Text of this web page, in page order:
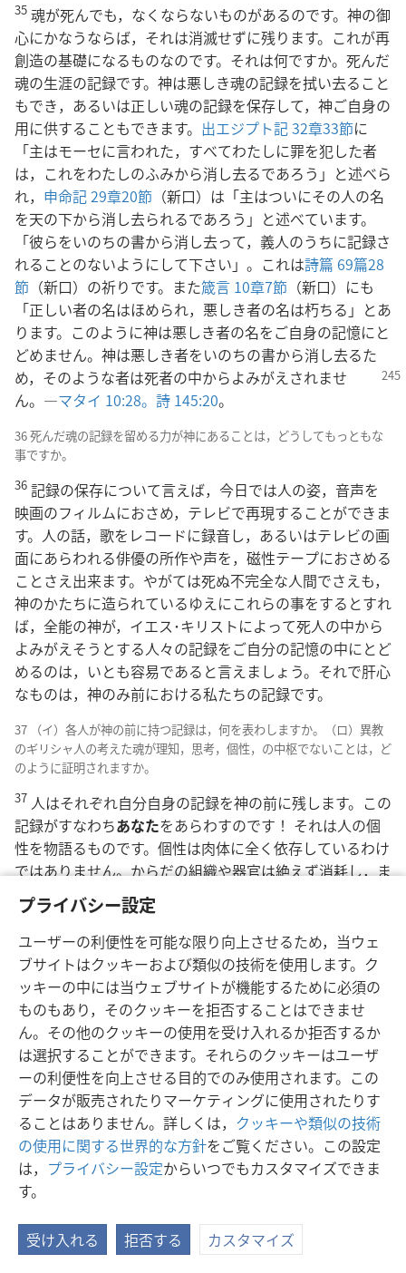
プライバシー設定
ユーザーの利便性を可能な限り向上させるため，当ウェ
ブサイトはクッキーおよび類似の技術を使用します。ク
ッキーの中には当ウェブサイトが機能するために必須の
ものもあり，そのクッキーを拒否することはできませ
ん。その他のクッキーの使用を受け入れるか拒否するか
は選択することができます。それらのクッキーはユーザ
ーの利便性を向上させる目的でのみ使用されます。この
データが販売されたりマーケティングに使用されたりす
ることはありません。詳しくは， クッキーや類似の技術
の使用に関する世界的な方針をご覧ください。この設定
は， プライバシー設定からいつでもカスタマイズできま
す。
受け入れる 拒否する カスタマイズ
35 魂が死んでも，なくならないものがあるのです。神の御
心にかなうならば，それは消滅せずに残ります。これが再
創造の基礎になるものなのです。それは何ですか。死んだ
魂の生涯の記録です。神は悪しき魂の記録を拭い去ること
もでき，あるいは正しい魂の記録を保存して，神ご自身の
用に供することもできます。 出エジプト記 32章33節に
「主はモーセに言われた，すべてわたしに罪を犯した者
は，これをわたしのふみから消し去るであろう」と述べら
れ， 申命記 29章20節 （新口）は「主はついにその人の名
を天の下から消し去られるであろう」と述べています。
「彼らをいのちの書から消し去って，義人のうちに記録さ
れることのないようにして下さい」。これは詩篇 69篇28
節 （新口）の祈りです。また箴言 10章7節 （新口）にも
「正しい者の名はほめられ，悪しき者の名は朽ちる」とあ
ります。このように神は悪しき者の名をご自身の記憶にと
どめません。神は悪しき者をいのちの書から消し去るた
め，そのような者は死者の中からよみがえされませ
ん。―マタイ 10:28。 詩 145:20。
36 死んだ魂の記録を留める力が神にあることは，どうしてもっともな
事ですか。
36 記録の保存について言えば，今日では人の姿，音声を
映画のフィルムにおさめ，テレビで再現することができま
す。人の話，歌をレコードに録音し，あるいはテレビの画
面にあらわれる俳優の所作や声を，磁性テープにおさめる
ことさえ出来ます。やがては死ぬ不完全な人間でさえも，
神のかたちに造られているゆえにこれらの事をするとすれ
ば，全能の神が，イエス･キリストによって死人の中から
よみがえそうとする人々の記録をご自分の記憶の中にとど
めるのは，いとも容易であると言えましょう。それで肝心
なものは，神のみ前における私たちの記録です。
37 （イ）各人が神の前に持つ記録は，何を表わしますか。（ロ）異教
のギリシャ人の考えた魂が理知，思考，個性，の中枢でないことは，ど
のように証明されますか。
37 人はそれぞれ自分自身の記録を神の前に残します。この
記録がすなわちあなたをあらわすのです！ それは人の個
性を物語るものです。個性は肉体に全く依存しているわけ
ではありません。からだの組織や器官は絶えず消耗し，ま
た更新されてゆくため，約7年ごとにからだは全く新しい
ものに変ってしまいます。しかし個性は変ることがなく，
同じ人であるという見分けがつくのは，この個性のためで
す。個性でさえも変ることがありますが，それはからだが
更新されたためではなく，神の聖霊すなわち人を変化させ
る力が働くためです。各人は個有の個性の型を発達させ，
頭脳そしてある程度までは血液中にこれが貯えられます。
知性，思考，記憶，意識および個性の中枢は，異教のギリ
シャ人が考えたように魂すなわちpsykhé＜プシケ＞にあ
るのではありません。異教徒によれば，知性と個性は各人
に宿る魂に所在しています。しかしどんな人の場合にも脳
がそこなわれると，人は理知すなわち正気を失い，かりに
魂が体内にあるとしても，そのために理知，記憶，思考能
力が正常に保たれるということはありません。これは生命
違いを証明します。